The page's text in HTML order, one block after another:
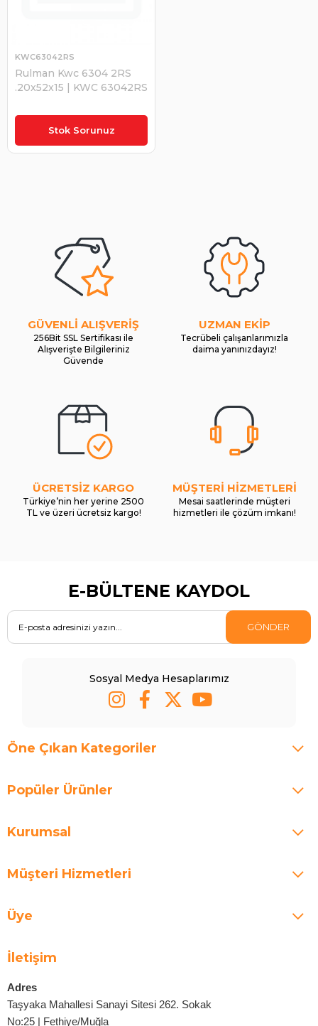
Stok Sorunuz
Rulman Kwc 6304 2RS
.20x52x15 | KWC 63042RS
KWC63042RS
₺190,43
GÜVENLİ ALIŞVERİŞ
256Bit SSL Sertifikası ile
Alışverişte Bilgileriniz
Güvende
UZMAN EKİP
Tecrübeli çalışanlarımızla
daima yanınızdayız!
ÜCRETSİZ KARGO
Türkiye’nin her yerine 2500
TL ve üzeri ücretsiz kargo!
MÜŞTERİ HİZMETLERİ
Mesai saatlerinde müşteri
hizmetleri ile çözüm imkanı!
E-BÜLTENE KAYDOL
GÖNDER
Sosyal Medya Hesaplarımız
Öne Çıkan Kategoriler
Popüler Ürünler
Kurumsal
Müşteri Hizmetleri
Üye
İletişim
Adres
Taşyaka Mahallesi Sanayi Sitesi 262. Sokak
No:25 | Fethiye/Muğla